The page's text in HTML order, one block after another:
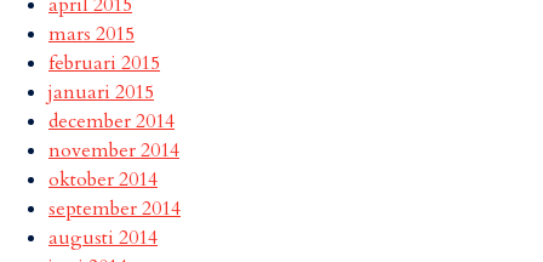
mars 2015
februari 2015
januari 2015
december 2014
november 2014
oktober 2014
september 2014
augusti 2014